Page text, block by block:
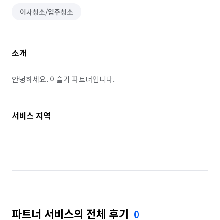
이사청소/입주청소
소개
안녕하세요. 이슬기 파트너입니다.
서비스 지역
파트너 서비스의 전체 후기 0